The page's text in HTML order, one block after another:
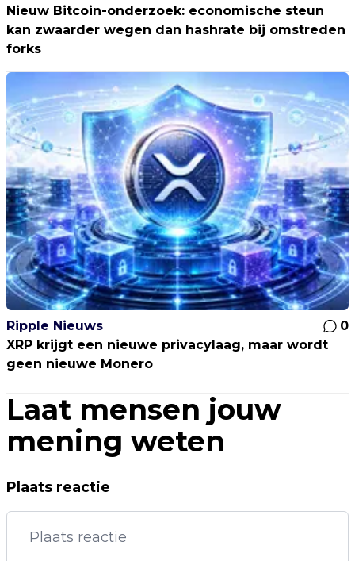
Nieuw Bitcoin-onderzoek: economische steun
kan zwaarder wegen dan hashrate bij omstreden
forks
Ripple Nieuws
0
XRP krijgt een nieuwe privacylaag, maar wordt
geen nieuwe Monero
Laat mensen jouw
mening weten
Plaats reactie